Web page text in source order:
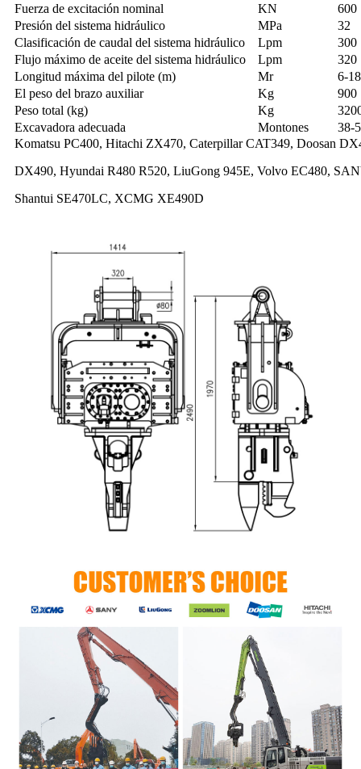
Fuerza de excitación nominal
KN
600
Presión del sistema hidráulico
MPa
32
Clasificación de caudal del sistema hidráulico
Lpm
300
Flujo máximo de aceite del sistema hidráulico
Lpm
320
Longitud máxima del pilote (m)
Mr
6-18
El peso del brazo auxiliar
Kg
900
Peso total (kg)
Kg
Excavadora adecuada
Montones
38-
Komatsu PC400, Hitachi ZX470, Caterpillar CAT349, Doosan
DX490, Hyundai R480 R520, LiuGong 945E, Volvo EC480,
Shantui SE470LC, XCMG XE490D